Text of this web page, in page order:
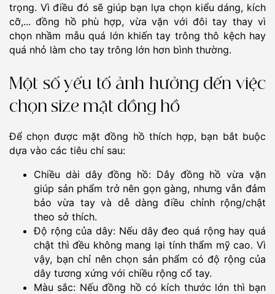
trọng. Vì điều đó sẽ giúp bạn lựa chọn kiểu dáng, kích
cỡ,... đồng hồ phù hợp, vừa vặn với đôi tay thay vì
chọn nhầm mẫu quá lớn khiến tay trông thô kệch hay
quá nhỏ làm cho tay trông lớn hơn bình thường.
Một số yếu tố ảnh hưởng đến việc
chọn size mặt đồng hồ
Để chọn được mặt đồng hồ thích hợp, bạn bắt buộc
dựa vào các tiêu chí sau:
Chiều dài dây đồng hồ: Dây đồng hồ vừa vặn
giúp sản phẩm trở nên gọn gàng, nhưng vẫn đảm
bảo vừa tay và dễ dàng điều chỉnh rộng/chật
theo sở thích.
Độ rộng của dây: Nếu dây đeo quá rộng hay quá
chật thì đều không mang lại tính thẩm mỹ cao. Vì
vậy, bạn chỉ nên chọn sản phẩm có độ rộng của
dây tương xứng với chiều rộng cổ tay.
Màu sắc: Nếu đồng hồ có kích thước lớn thì bạn